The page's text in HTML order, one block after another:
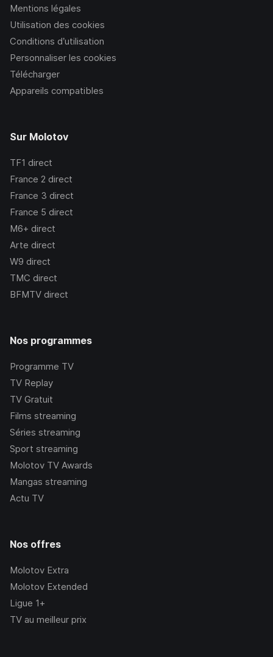
Mentions légales
Utilisation des cookies
Conditions d’utilisation
Personnaliser les cookies
Télécharger
Appareils compatibles
Sur Molotov
TF1 direct
France 2 direct
France 3 direct
France 5 direct
M6+ direct
Arte direct
W9 direct
TMC direct
BFMTV direct
Nos programmes
Programme TV
TV Replay
TV Gratuit
Films streaming
Séries streaming
Sport streaming
Molotov TV Awards
Mangas streaming
Actu TV
Nos offres
Molotov Extra
Molotov Extended
Ligue 1+
TV au meilleur prix